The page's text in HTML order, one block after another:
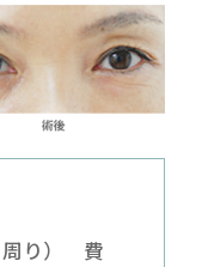
周り） 費